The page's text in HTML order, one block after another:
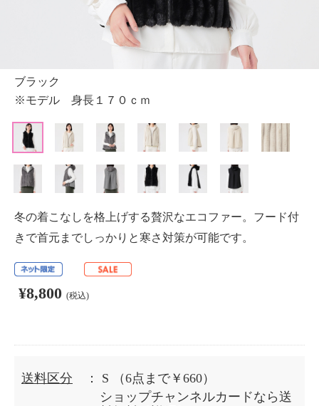
ブラック
※モデル 身長１７０ｃｍ
冬の着こなしを格上げする贅沢なエコファー。フード付
きで首元までしっかりと寒さ対策が可能です。
¥8,800 (税込)
送料区分 ： S
（6点まで￥660）
ショップチャンネルカードなら送